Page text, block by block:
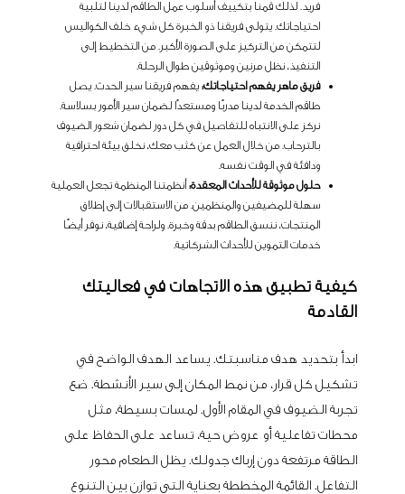
فريد. لذلك قمنا بتكييف أسلوب عمل الطاقم لدينا لتلبية
احتياجاتك. يتولى فريقنا ذو الخبرة كل شيء خلف الكواليس
لتتمكن من التركيز على الصورة الأكبر. من التخطيط إلى
التنفيذ، نظل مرنين وموثوقين طوال الرحلة.
فريق ماهر يفهم احتياجاتك:يفهم فريقنا سير الحدث. يصل
طاقم الخدمة لدينا مدربًا ومستعدًا لضمان سير الأمور بسلاسة.
نركز على الانتباه للتفاصيل في كل دور لضمان شعور الضيوف
بالترحاب. من خلال العمل عن كثب معك، نخلق بيئة احترافية
ودافئة في الوقت نفسه.
حلول موثوقة للأحداث المعقدة:أنظمتنا المنظمة تجعل العملية
سهلة للمضيفين والمنظمين. من الاستقبالات إلى إطلاق
المنتجات، ننسق الطاقم بدقة وخبرة. ولراحة إضافية، نوفر أيضًا
خدمات التموين للأحداث الشركاتية.
كيفية تطبيق هذه الاتجاهات في فعاليتك
القادمة
ابدأ بتحديد هدف مناسبتك. يساعد الهدف الواضح في
تشكيل كل قرار، من نمط المكان إلى سير الأنشطة. ضع
تجربة الضيوف في المقام الأول. لمسات بسيطة، مثل
محطات تفاعلية أو عروض حية، تساعد على الحفاظ على
الطاقة مرتفعة دون إرباك جدولك. يظل الطعام محور
التفاعل. القائمة المخططة بعناية التي توازن بين التنوع